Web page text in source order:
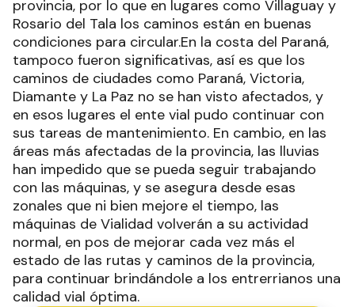
provincia, por lo que en lugares como Villaguay y
Rosario del Tala los caminos están en buenas
condiciones para circular.En la costa del Paraná,
tampoco fueron significativas, así es que los
caminos de ciudades como Paraná, Victoria,
Diamante y La Paz no se han visto afectados, y
en esos lugares el ente vial pudo continuar con
sus tareas de mantenimiento. En cambio, en las
áreas más afectadas de la provincia, las lluvias
han impedido que se pueda seguir trabajando
con las máquinas, y se asegura desde esas
zonales que ni bien mejore el tiempo, las
máquinas de Vialidad volverán a su actividad
normal, en pos de mejorar cada vez más el
estado de las rutas y caminos de la provincia,
para continuar brindándole a los entrerrianos una
calidad vial óptima.